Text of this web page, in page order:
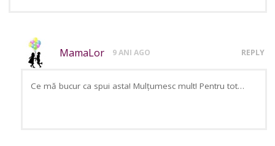
MamaLor 9 ANI AGO REPLY
Ce mă bucur ca spui asta! Mulțumesc mult! Pentru tot…